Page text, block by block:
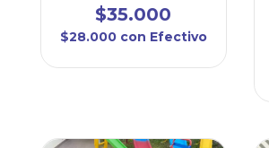
$35.000
$28.000 con Efectivo